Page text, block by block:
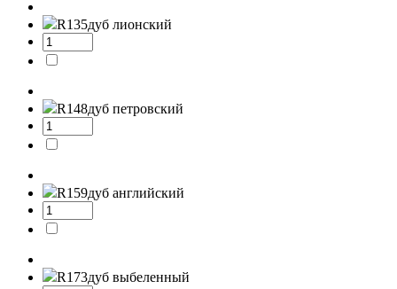
R135дуб лионский
R148дуб петровский
R159дуб английский
R173дуб выбеленный